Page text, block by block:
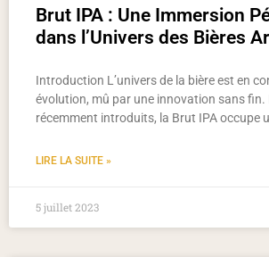
Brut IPA : Une Immersion
dans l’Univers des Bières
Introduction L’univers de la bière est en
évolution, mû par une innovation sans fin.
récemment introduits, la Brut IPA occupe
LIRE LA SUITE »
5 juillet 2023